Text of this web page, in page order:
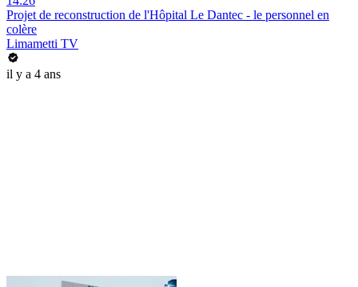
Projet de reconstruction de l'Hôpital Le Dantec - le personnel en
colère
Limametti TV
il y a 4 ans